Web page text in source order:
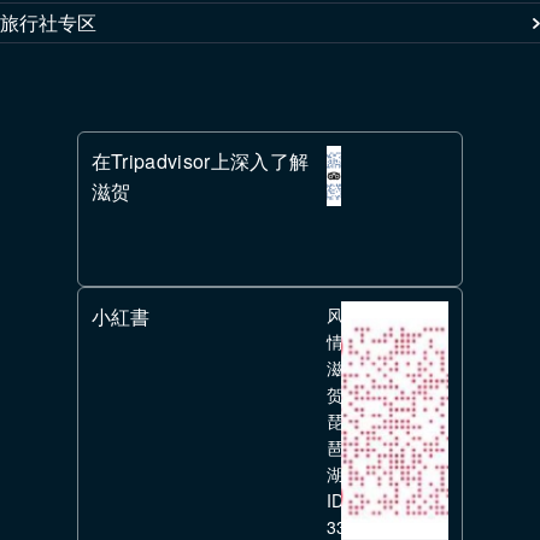
旅行社专区
在Tripadvisor上深入了解
滋贺
小紅書
风
情
滋
贺
琵
琶
湖
ID:
336351626